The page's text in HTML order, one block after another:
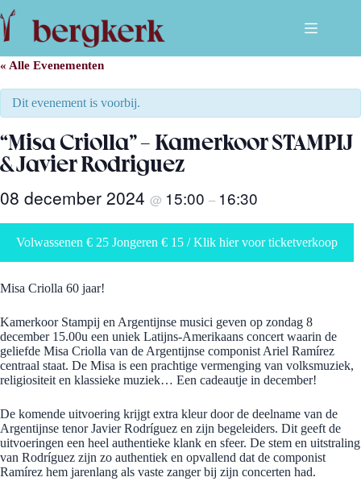
Ga
naar
de
« Alle Evenementen
Dit evenement is voorbij.
“Misa Criolla” – Kamerkoor STAMPIJ
& Javier Rodriguez
08 december 2024 @ 15:00 – 16:30
Volwassenen € 25 Jongeren € 15 / Klik hier voor ticketverkoop
Misa Criolla 60 jaar!
Kamerkoor Stampij en Argentijnse musici geven op zondag 8
december 15.00u een uniek Latijns-Amerikaans concert waarin de
geliefde Misa Criolla van de Argentijnse componist Ariel Ramírez
centraal staat. De Misa is een prachtige vermenging van volksmuziek,
religiositeit en klassieke muziek… Een cadeautje in december!
De komende uitvoering krijgt extra kleur door de deelname van de
Argentijnse tenor Javier Rodríguez en zijn begeleiders. Dit geeft de
uitvoeringen een heel authentieke klank en sfeer. De stem en uitstraling
van Rodríguez zijn zo authentiek en opvallend dat de componist
Ramírez hem jarenlang als vaste zanger bij zijn concerten had.